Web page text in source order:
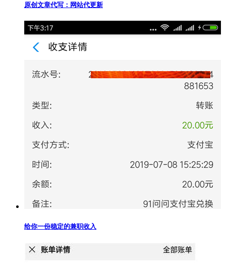
原创文章代写：网站代更新
给你一份稳定的兼职收入